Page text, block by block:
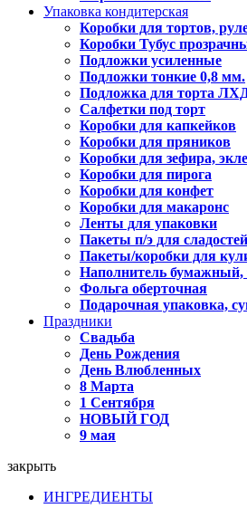
Упаковка кондитерская
Коробки для тортов,
Коробки Тубус
Подложки усиленные
Подложки тонкие 0,8 мм.
Подложка для торта
Салфетки под торт
Коробки для капкейков
Коробки для пряников
Коробки для зефира,
Коробки для пирога
Коробки для конфет
Коробки для макаронс
Ленты для упаковки
Пакеты п/э для сладостей
Пакеты/коробки для
Наполнитель
Фольга оберточная
Подарочная упаковка,
Праздники
Свадьба
День Рождения
День Влюбленных
8 Марта
1 Сентября
НОВЫЙ ГОД
9 мая
закрыть
ИНГРЕДИЕНТЫ